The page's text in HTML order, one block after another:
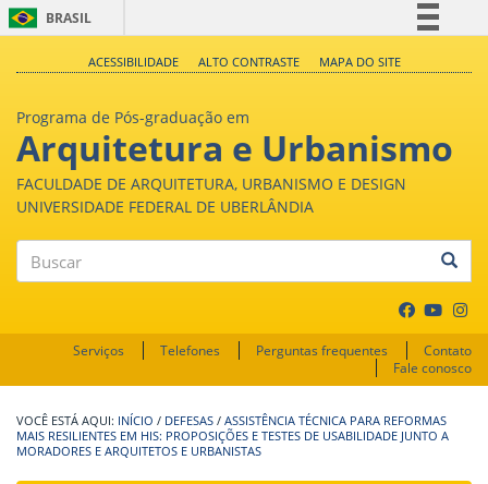
BRASIL
Acesso à informação
Legislação
ACESSIBILIDADE ALTO CONTRASTE MAPA DO SITE
Programa de Pós-graduação em
Arquitetura e Urbanismo
FACULDADE DE ARQUITETURA, URBANISMO E DESIGN
UNIVERSIDADE FEDERAL DE UBERLÂNDIA
Serviços Telefones Perguntas frequentes
Contato
Fale conosco
INÍCIO / DEFESAS / ASSISTÊNCIA TÉCNICA PARA REFORMAS
MAIS RESILIENTES EM HIS: PROPOSIÇÕES E TESTES DE USABILIDADE JUNTO A
MORADORES E ARQUITETOS E URBANISTAS